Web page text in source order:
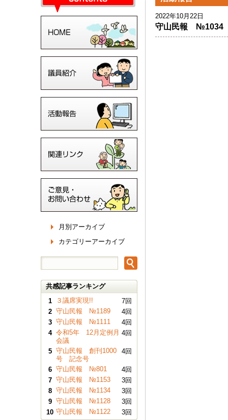
2022年10月22日
守山民報 №1034
月別アーカイブ
カテゴリーアーカイブ
共感記事ランキング
1
３議席実現!!
7回
2 守山民報 №1189
4回
3 守山民報 №1111
4回
4 令和5年 12月定例月
会議
4回
5 守山民報 創刊1000
号 記念号
4回
6 守山民報 №801
4回
7 守山民報 №1153
3回
8 守山民報 №1134
3回
9 守山民報 №1128
3回
10 守山民報 №1122 3回